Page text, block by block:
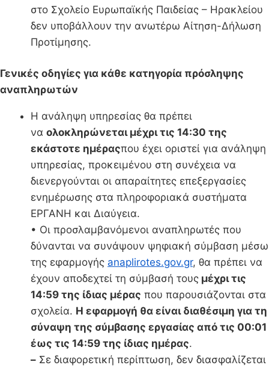
στο Σχολείο Ευρωπαϊκής Παιδείας – Ηρακλείου
δεν υποβάλλουν την ανωτέρω Αίτηση-Δήλωση
Προτίμησης.
Γενικές οδηγίες για κάθε κατηγορία πρόσληψης
αναπληρωτών
Η ανάληψη υπηρεσίας θα πρέπει
να ολοκληρώνεται μέχρι τις 14:30 της
εκάστοτε ημέραςπου έχει οριστεί για ανάληψη
υπηρεσίας, προκειμένου στη συνέχεια να
διενεργούνται οι απαραίτητες επεξεργασίες
ενημέρωσης στα πληροφοριακά συστήματα
ΕΡΓΑΝΗ και Διαύγεια.
• Οι προσλαμβανόμενοι αναπληρωτές που
δύνανται να συνάψουν ψηφιακή σύμβαση μέσω
της εφαρμογής anaplirotes.gov.gr, θα πρέπει να
έχουν αποδεχτεί τη σύμβασή τους μέχρι τις
14:59 της ίδιας μέρας που παρουσιάζονται στα
σχολεία. Η εφαρμογή θα είναι διαθέσιμη για τη
σύναψη της σύμβασης εργασίας από τις 00:01
έως τις 14:59 της ίδιας ημέρας.
– Σε διαφορετική περίπτωση, δεν διασφαλίζεται